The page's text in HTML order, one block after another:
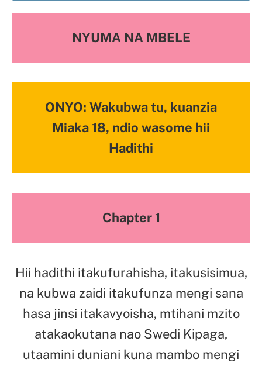
NYUMA NA MBELE
ONYO: Wakubwa tu, kuanzia
Miaka 18, ndio wasome hii
Hadithi
Chapter 1
Hii hadithi itakufurahisha, itakusisimua,
na kubwa zaidi itakufunza mengi sana
hasa jinsi itakavyoisha, mtihani mzito
atakaokutana nao Swedi Kipaga,
utaamini duniani kuna mambo mengi